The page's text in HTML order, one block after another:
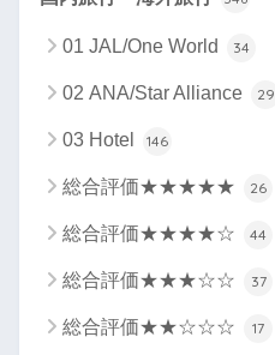
01 JAL/One World 34
02 ANA/Star Alliance 29
03 Hotel 146
総合評価★★★★★ 26
総合評価★★★★☆ 44
総合評価★★★☆☆ 37
総合評価★★☆☆☆ 17